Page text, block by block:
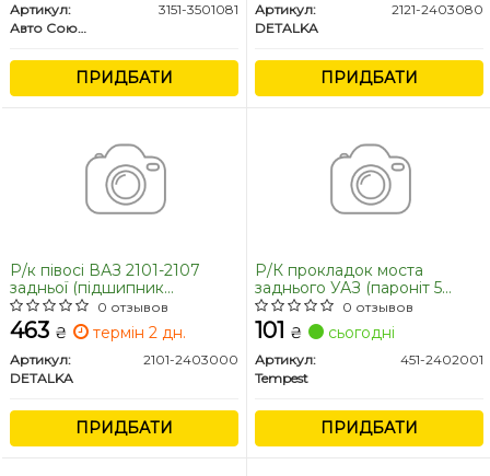
Артикул:
3151-3501081
Авто Союз 88
ПРИДБАТИ
Артикул:
2121-2403080
DETALKA
ПРИДБАТИ
Р/к півосі ВАЗ 2101-2107
задньої (підшипник
DETALKA, сальник
ПРЕМІУМ, прокладка)
(DETALKA)
0 отзывов
463 ₴ термін 2 дн.
Артикул:
2101-2403000
DETALKA
ПРИДБАТИ
Р/К прокладок моста
заднього УАЗ (пароніт 5
найменувань) (TEMPEST)
0 отзывов
101 ₴ сьогодні
Артикул:
451-2402001
Tempest
ПРИДБАТИ